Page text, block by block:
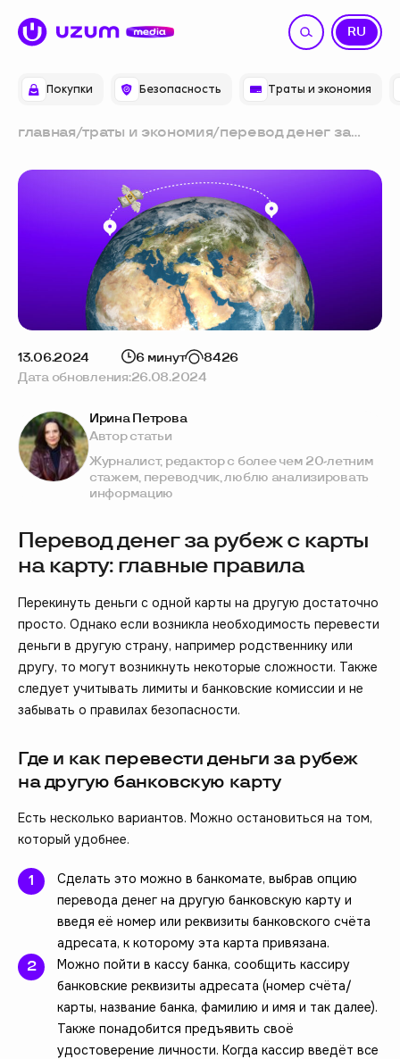
Покупки Безопасность Траты и экономия
RU
UZ
главная/траты и экономия/перевод денег за
карту: главные
правила
13.06.2024 6 минут
8426
Дата обновления:26.08.2024
Перевод денег за рубеж с карты
на карту: главные правила
Перекинуть деньги с одной карты на другую достаточно
просто. Однако если возникла необходимость перевести
деньги в другую страну, например родственнику или
другу, то могут возникнуть некоторые сложности. Также
следует учитывать лимиты и банковские комиссии и не
забывать о правилах безопасности.
Где и как перевести деньги за рубеж
на другую банковскую карту
Есть несколько вариантов. Можно остановиться на том,
который удобнее.
Сделать это можно в банкомате, выбрав опцию
перевода денег на другую банковскую карту и
введя её номер или реквизиты банковского счёта
адресата, к которому эта карта привязана.
Можно пойти в кассу банка, сообщить кассиру
банковские реквизиты адресата (номер счёта/
карты, название банка, фамилию и имя и так далее).
Также понадобится предъявить своё
удостоверение личности. Когда кассир введёт все
Ирина Петрова
Автор статьи
Журналист, редактор с более чем 20-летним
стажем, переводчик, люблю анализировать
информацию